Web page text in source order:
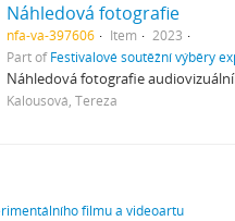
Náhledová fotografie
nfa-va-397606 Item
2023
Part ofFestivalové soutěžní výběry
Náhledová fotografie
Kalousová, Tereza
filmu a videoartu